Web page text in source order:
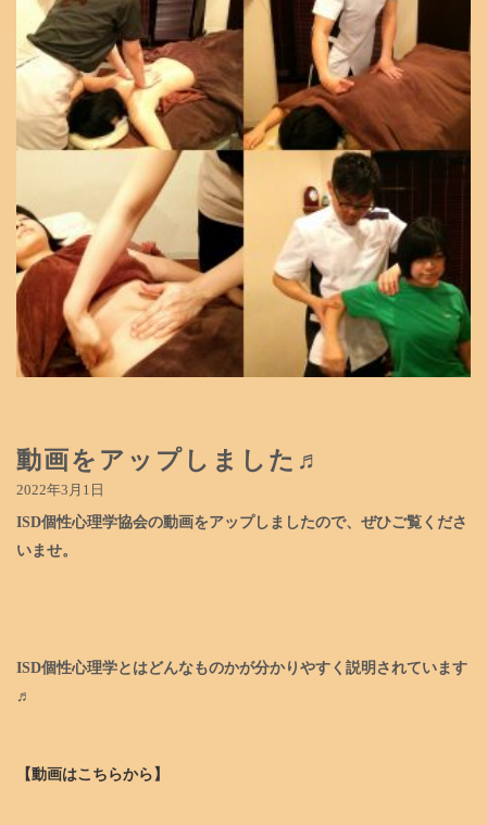
動画をアップしました♬
2022年3月1日
ISD個性心理学協会の動画をアップしましたので、 ぜひご覧くださ
いませ。
ISD個性心理学とはどんなものかが分かりやすく説明されています
♬
【動画はこちらから】